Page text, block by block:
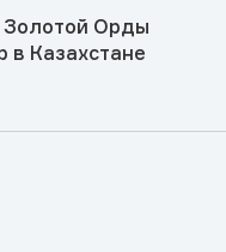
Орды
Казахстане